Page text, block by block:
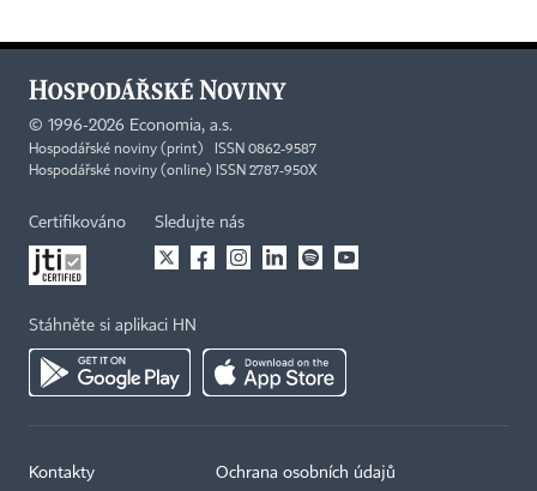
© 1996-2026 Economia, a.s.
Hospodářské noviny (print) ISSN 0862-9587
Hospodářské noviny (online) ISSN 2787-950X
Certifikováno Sledujte nás
Stáhněte si aplikaci HN
Kontakty Ochrana osobních údajů